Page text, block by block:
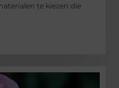
te kiezen die